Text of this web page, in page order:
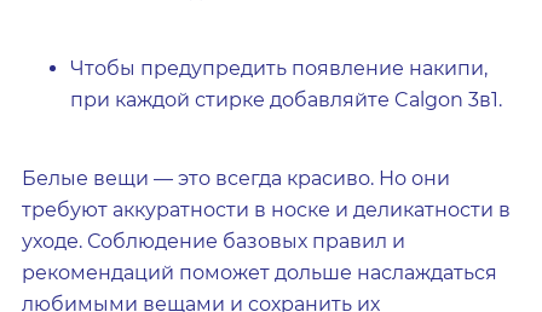
Чтобы предупредить появление накипи,
при каждой стирке добавляйте Calgon 3в1.
Белые вещи — это всегда красиво. Но они
требуют аккуратности в носке и деликатности в
уходе. Соблюдение базовых правил и
рекомендаций поможет дольше наслаждаться
любимыми вещами и сохранить их